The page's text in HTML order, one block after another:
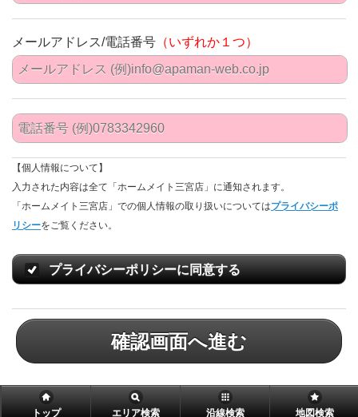
メールアドレス/電話番号 （いずれか１つ）
【個人情報について】
入力された内容は全て「ホームメイト三宮店」に通知されます。
「ホームメイト三宮店」での個人情報の取り扱いについてはプライバシーポ
リシーをご覧ください。
プライバシーポリシーに同意する
確認画面へ進む
トップ エリア検索 沿線検索 地図検索